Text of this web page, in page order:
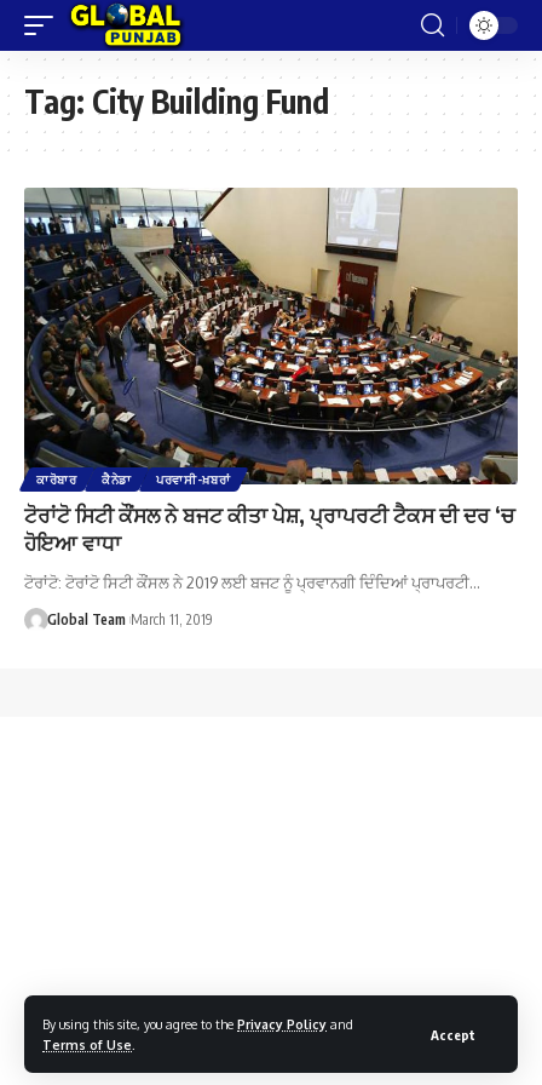
By using this site, you agree to the Privacy Policy and
Terms of Use
Accept
Tag: City Building Fund
ਕਾਰੋਬਾਰ ਕੈਨੇਡਾ ਪਰਵਾਸੀ-ਖ਼ਬਰਾਂ
ਟੋਰਾਂਟੋ ਸਿਟੀ ਕੌਂਸਲ ਨੇ ਬਜਟ ਕੀਤਾ ਪੇਸ਼, ਪ੍ਰਾਪਰਟੀ ਟੈਕਸ ਦੀ ਦਰ ‘ਚ
ਹੋਇਆ ਵਾਧਾ
ਟੋਰਾਂਟੋ: ਟੋਰਾਂਟੋ ਸਿਟੀ ਕੌਂਸਲ ਨੇ 2019 ਲਈ ਬਜਟ ਨੂੰ ਪ੍ਰਵਾਨਗੀ ਦਿੰਦਿਆਂ ਪ੍ਰਾਪਰਟੀ…
Global Team March 11, 2019